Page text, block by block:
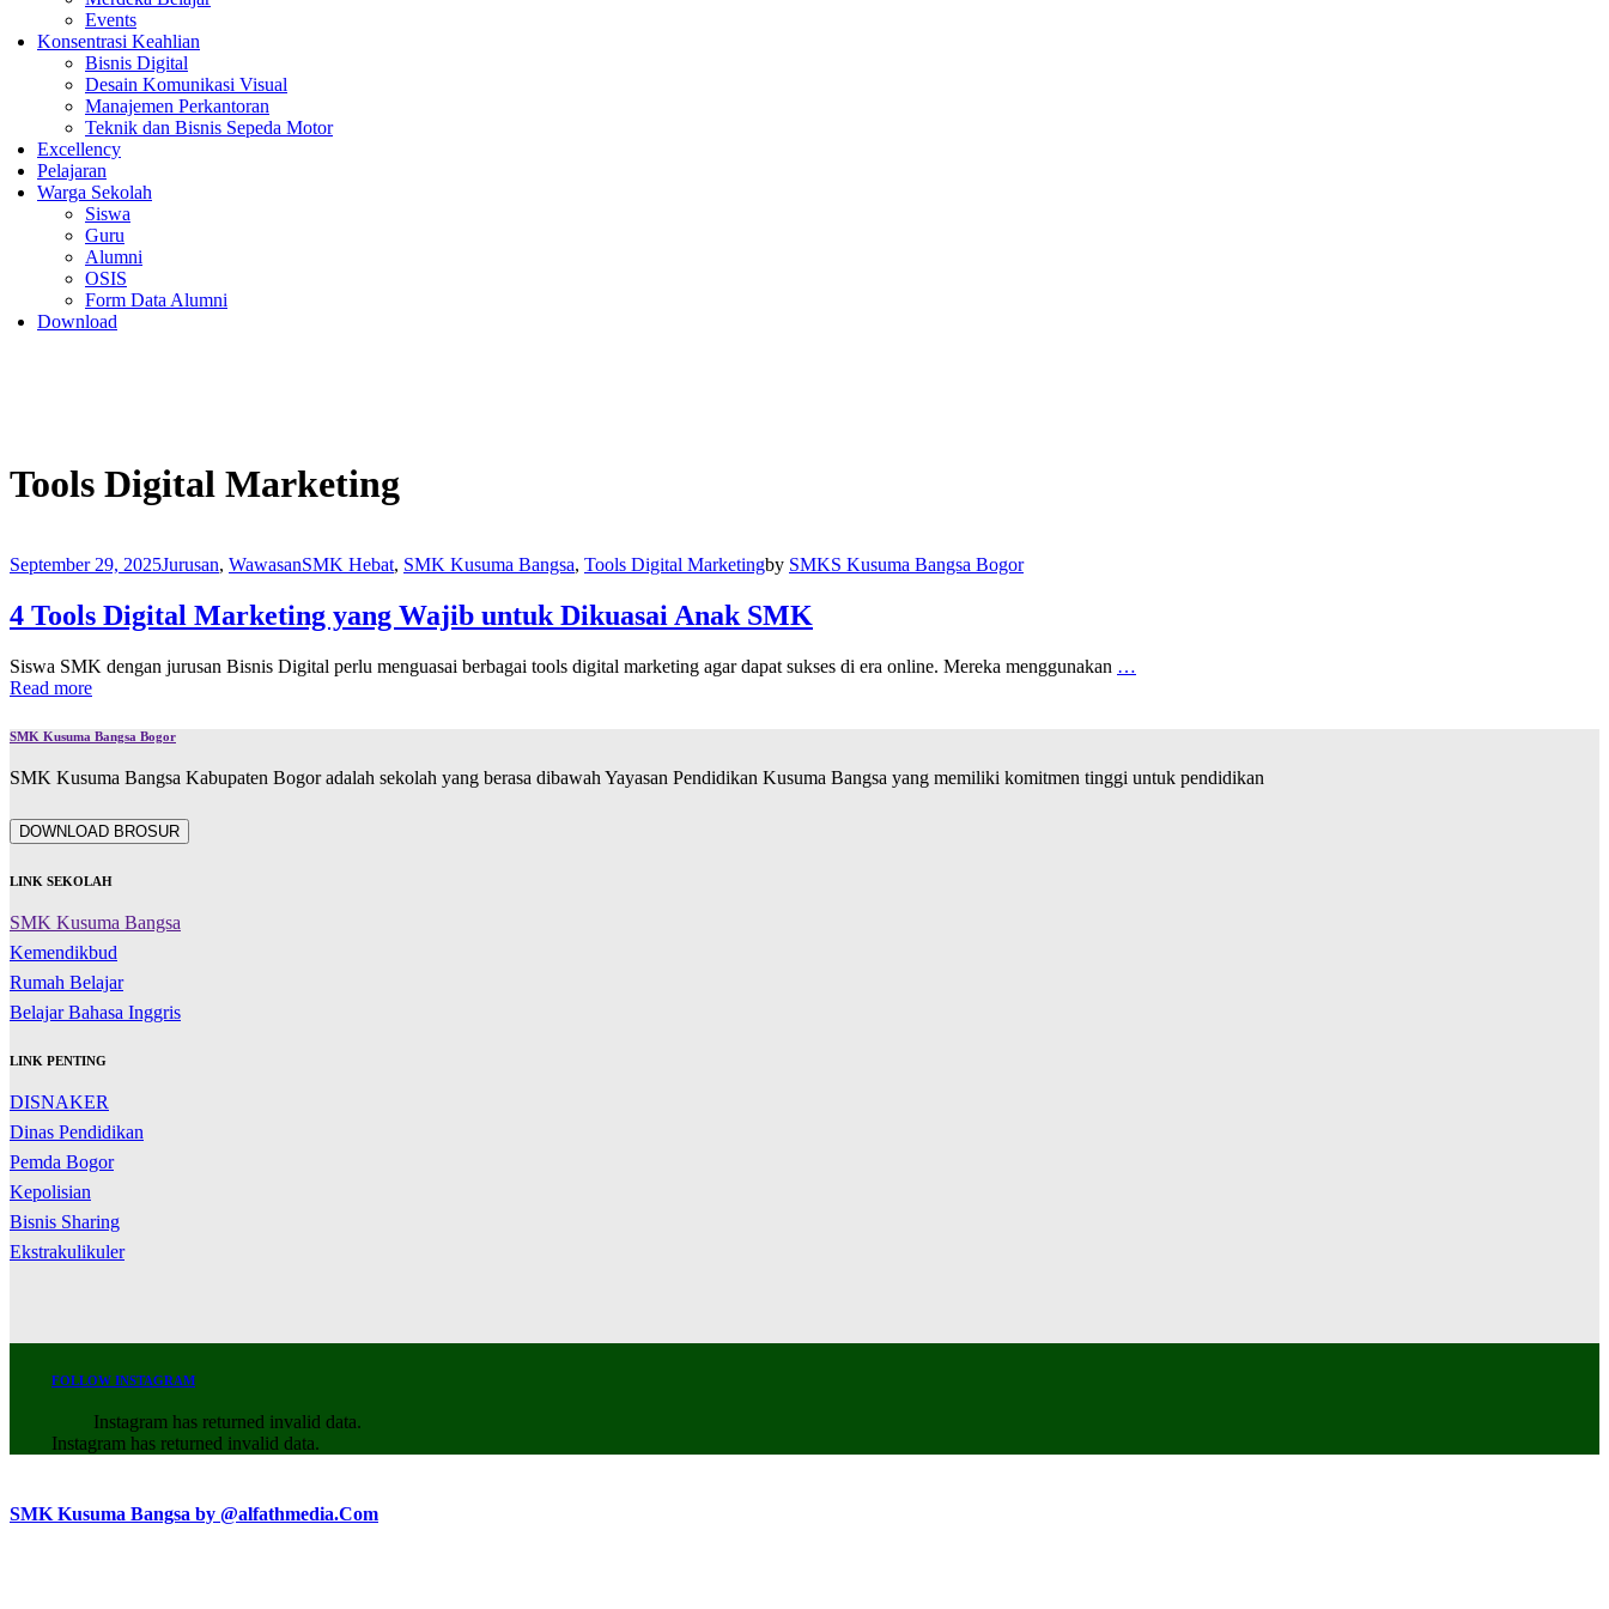
Events
Konsentrasi Keahlian
Bisnis Digital
Desain Komunikasi Visual
Manajemen Perkantoran
Teknik dan Bisnis Sepeda Motor
Excellency
Pelajaran
Warga Sekolah
Siswa
Guru
Alumni
OSIS
Form Data Alumni
Download
Tools Digital Marketing
September 29, 2025Jurusan, WawasanSMK Hebat, SMK Kusuma Bangsa, Tools Digital Marketingby SMKS Kusuma Bangsa Bogor
4 Tools Digital Marketing yang Wajib untuk Dikuasai Anak SMK
Siswa SMK dengan jurusan Bisnis Digital perlu menguasai berbagai tools digital marketing agar dapat sukses di era online. Mereka menggunakan …
Read more
SMK Kusuma Bangsa Bogor
SMK Kusuma Bangsa Kabupaten Bogor adalah sekolah yang berasa dibawah Yayasan Pendidikan Kusuma Bangsa yang memiliki komitmen tinggi untuk pendidikan
DOWNLOAD BROSUR
LINK SEKOLAH
SMK Kusuma Bangsa
Kemendikbud
Rumah Belajar
Belajar Bahasa Inggris
LINK PENTING
DISNAKER
Dinas Pendidikan
Pemda Bogor
Kepolisian
Bisnis Sharing
Ekstrakulikuler
FOLLOW INSTAGRAM
Instagram has returned invalid data.
Instagram has returned invalid data.
SMK Kusuma Bangsa by @alfathmedia.Com